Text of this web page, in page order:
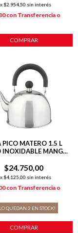
x $2.954,50 sin interés
con Transferencia o
COMPRAR
PICO MATERO 1.5 L
INOXIDABLE MANGO
$24.750,00
x $4.125,00 sin interés
con Transferencia o
QUEDAN2 EN STOCK!
COMPRAR